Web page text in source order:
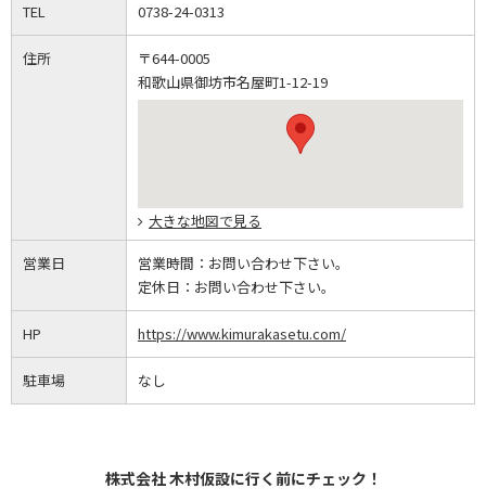
TEL 0738-24-0313
住所
〒644-0005
和歌山県御坊市名屋町1-12-19
大きな地図で見る
営業日 営業時間： お問い合わせ下さい。
定休日： お問い合わせ下さい。
HP https://www.kimurakasetu.com/
駐車場 なし
株式会社 木村仮設に行く前にチェック！